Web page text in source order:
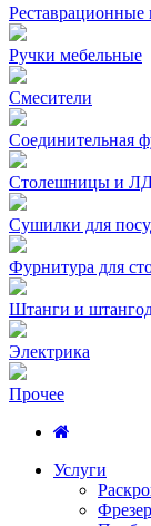
Реставрационные
Ручки мебельные
Смесители
Соединительная
Столешницы и
Сушилки для
Фурнитура для
Штанги и
Электрика
Прочее
Услуги